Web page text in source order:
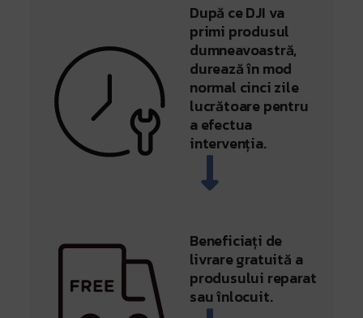
După ce DJI va
primi produsul
dumneavoastră,
durează în mod
normal cinci zile
lucrătoare pentru
a efectua
intervenția.
Beneficiați de
livrare gratuită a
produsului reparat
sau înlocuit.